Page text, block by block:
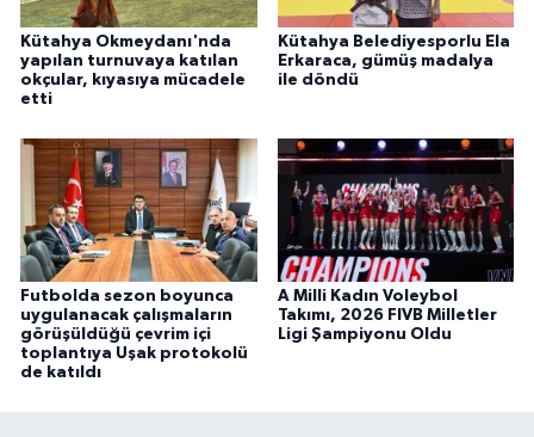
Kütahya Okmeydanı'nda
yapılan turnuvaya katılan
okçular, kıyasıya mücadele
etti
Kütahya Belediyesporlu Ela
Erkaraca, gümüş madalya
ile döndü
Futbolda sezon boyunca
uygulanacak çalışmaların
görüşüldüğü çevrim içi
toplantıya Uşak protokolü
de katıldı
A Milli Kadın Voleybol
Takımı, 2026 FIVB Milletler
Ligi Şampiyonu Oldu